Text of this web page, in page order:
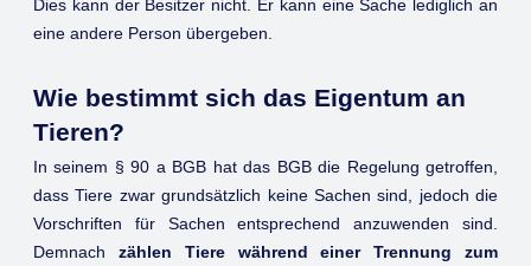
Dies kann der Besitzer nicht. Er kann eine Sache lediglich an
eine andere Person übergeben.
Wie bestimmt sich das Eigentum an
Tieren?
In seinem § 90 a BGB hat das BGB die Regelung getroffen,
dass Tiere zwar grundsätzlich keine Sachen sind, jedoch die
Vorschriften für Sachen entsprechend anzuwenden sind.
Demnach zählen Tiere während einer Trennung zum